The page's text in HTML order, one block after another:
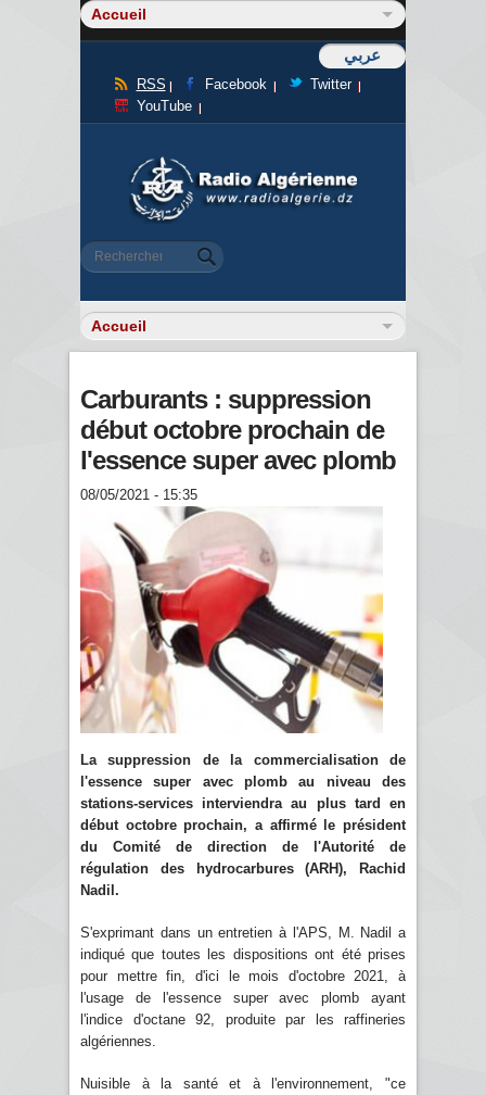
عربي
RSS Facebook
Twitter
YouTube
Formulaire de recherche
Rechercher
Carburants : suppression
début octobre prochain de
l'essence super avec plomb
08/05/2021 - 15:35
La suppression de la commercialisation de
l'essence super avec plomb au niveau des
stations-services interviendra au plus tard en
début octobre prochain, a affirmé le président
du Comité de direction de l'Autorité de
régulation des hydrocarbures (ARH), Rachid
Nadil.
S'exprimant dans un entretien à l'APS, M. Nadil a
indiqué que toutes les dispositions ont été prises
pour mettre fin, d'ici le mois d'octobre 2021, à
l'usage de l'essence super avec plomb ayant
l'indice d'octane 92, produite par les raffineries
algériennes.
Nuisible à la santé et à l'environnement, "ce